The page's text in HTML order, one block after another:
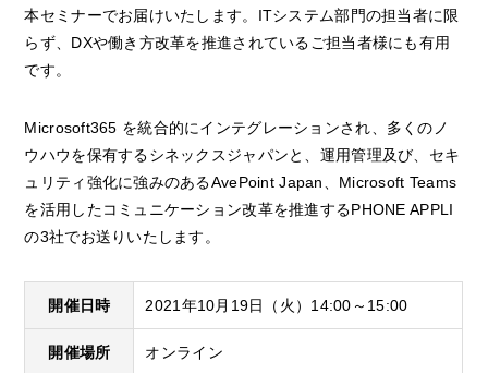
本セミナーでお届けいたします。ITシステム部門の担当者に限
らず、DXや働き方改革を推進されているご担当者様にも有用
です。
Microsoft365 を統合的にインテグレーションされ、多くのノ
ウハウを保有するシネックスジャパンと、運用管理及び、セキ
ュリティ強化に強みのあるAvePoint Japan、Microsoft Teams
を活用したコミュニケーション改革を推進するPHONE APPLI
の3社でお送りいたします。
開催日時 2021年10月19日（火）14:00～15:00
開催場所 オンライン